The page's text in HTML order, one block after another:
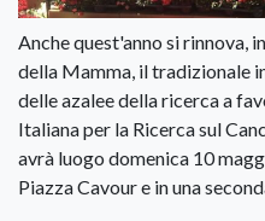
Anche quest'anno si rinnova,
della Mamma, il tradizionale
delle azalee della ricerca a
Italiana per la Ricerca sul
avrà luogo domenica 10
Piazza Cavour e in una